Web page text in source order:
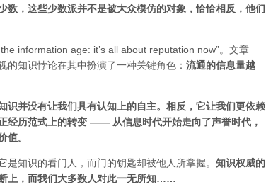
数，这些少数派并不是被大众模仿的对象，恰恰相反，他们
the information age: it’s all about reputation now”。文章
知识悖论在其中扮演了一种关键角色： 流通的信息量越
识并没有让我们具有认知上的自主。相反，它让我们更依赖
经历范式上的转变 —— 从信息时代开始走向了声誉时代，
值。
知识的看门人，而门的钥匙却被他人所掌握。 知识权威的
上，而我们大多数人对此一无所知……